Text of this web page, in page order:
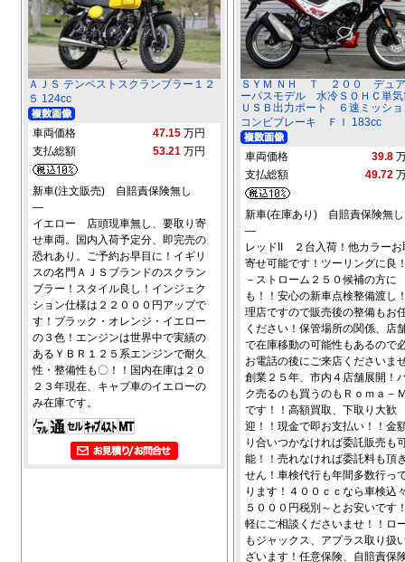
ＡＪＳ テンペストスクランブラー１２
５ 124cc
車両価格 47.15 万円
支払総額
53.21 万円
新車(注文販売) 自賠責保険無し
―
イエロー 店頭現車無し、要取り寄
せ車両。国内入荷予定分、即完売の
恐れあり。ご予約お早目に！イギリ
スの名門ＡＪＳブランドのスクラン
ブラー！スタイル良し！インジェク
ション仕様は２２０００円アップで
す！ブラック・オレンジ・イエロー
の３色！エンジンは世界中で実績の
あるＹＢＲ１２５系エンジンで耐久
性・整備性も〇！！国内在庫は２０
２３年現在、キャブ車のイエローの
み在庫です。
ＳＹＭ ＮＨ Ｔ ２００ デュ
ーパスモデル 水冷ＳＯＨＣ単
ＵＳＢ出力ポート ６速ミッシ
コンビブレーキ ＦＩ 183cc
車両価格 39.8
支払総額
49.72
新車(在庫あり) 自賠責保険無し
―
レッドII ２台入荷！他カラーお
寄せ可能です！ツーリングに良
－ストローム２５０候補の方に
も！！安心の新車点検整備渡し
理店ですので販売後の整備もお
ください！保管場所の関係、店
で在庫移動の可能性もあるので
お電話の後にご来店くださいま
創業２５年、市内４店舗展開！
ク売るのも買うのもＲｏｍａ－
です！！高額買取、下取り大歓
迎！！現金で即お支払い！！金
り合いつかなければ委託販売も
能！！売れなければ委託料も頂
せん！車検代行も年間多数行っ
ります！４００ｃｃなら車検込
５０００円税別～とお安いです
軽にご相談くださいませ！！ロ
もジャックス、アプラス取り扱
ざいます！任意保険、自賠責保